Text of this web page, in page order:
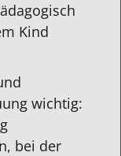
Kind
wichtig:
bei der